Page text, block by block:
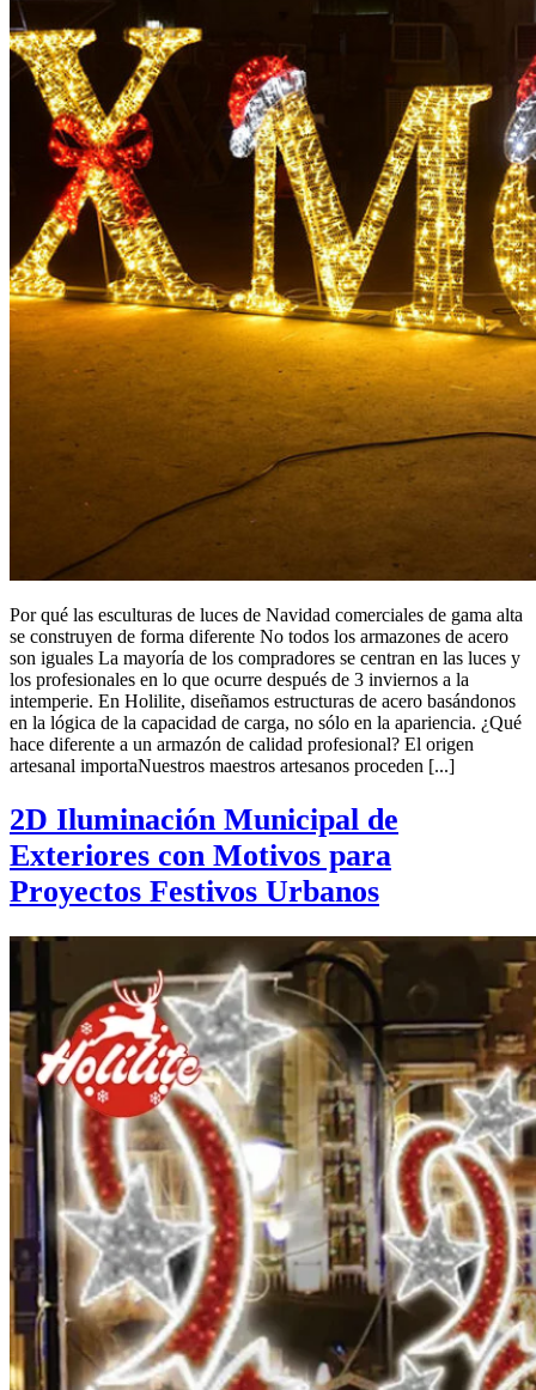
Por qué las esculturas de luces de Navidad comerciales de gama alta
se construyen de forma diferente No todos los armazones de acero
son iguales La mayoría de los compradores se centran en las luces y
los profesionales en lo que ocurre después de 3 inviernos a la
intemperie. En Holilite, diseñamos estructuras de acero basándonos
en la lógica de la capacidad de carga, no sólo en la apariencia. ¿Qué
hace diferente a un armazón de calidad profesional? El origen
artesanal importaNuestros maestros artesanos proceden [...]
2D Iluminación Municipal de
Exteriores con Motivos para
Proyectos Festivos Urbanos